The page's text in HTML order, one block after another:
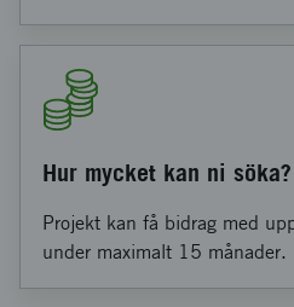
Hur mycket kan ni söka?
Projekt kan få bidrag med
under maximalt 15 månader.